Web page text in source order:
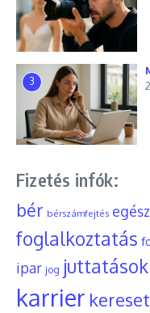
3
Fizetés infók:
bér bérszámfejtés
foglalkoztatás
ipar jog juttatások
karrier kereset